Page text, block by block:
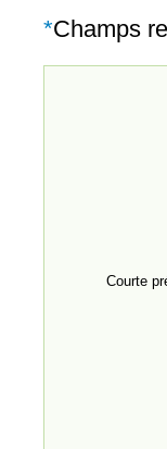
*Champs
Courte